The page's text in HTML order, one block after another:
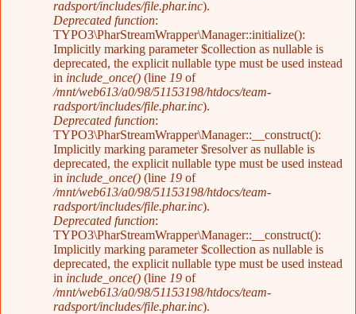
radsport/includes/file.phar.inc).
Deprecated function:
TYPO3\PharStreamWrapper\Manager::initialize():
Implicitly marking parameter $collection as nullable is
deprecated, the explicit nullable type must be used instead
in include_once() (line 19 of
/mnt/web613/a0/98/51153198/htdocs/team-
radsport/includes/file.phar.inc).
Deprecated function:
TYPO3\PharStreamWrapper\Manager::__construct():
Implicitly marking parameter $resolver as nullable is
deprecated, the explicit nullable type must be used instead
in include_once() (line 19 of
/mnt/web613/a0/98/51153198/htdocs/team-
radsport/includes/file.phar.inc).
Deprecated function:
TYPO3\PharStreamWrapper\Manager::__construct():
Implicitly marking parameter $collection as nullable is
deprecated, the explicit nullable type must be used instead
in include_once() (line 19 of
/mnt/web613/a0/98/51153198/htdocs/team-
radsport/includes/file.phar.inc).